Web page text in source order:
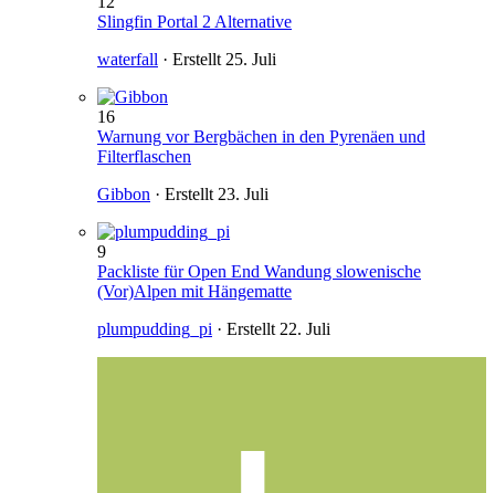
Slingfin Portal 2 Alternative
waterfall · Erstellt 25. Juli
16
Warnung vor Bergbächen in den Pyrenäen und
Filterflaschen
Gibbon · Erstellt 23. Juli
9
Packliste für Open End Wandung slowenische
(Vor)Alpen mit Hängematte
plumpudding_pi · Erstellt 22. Juli